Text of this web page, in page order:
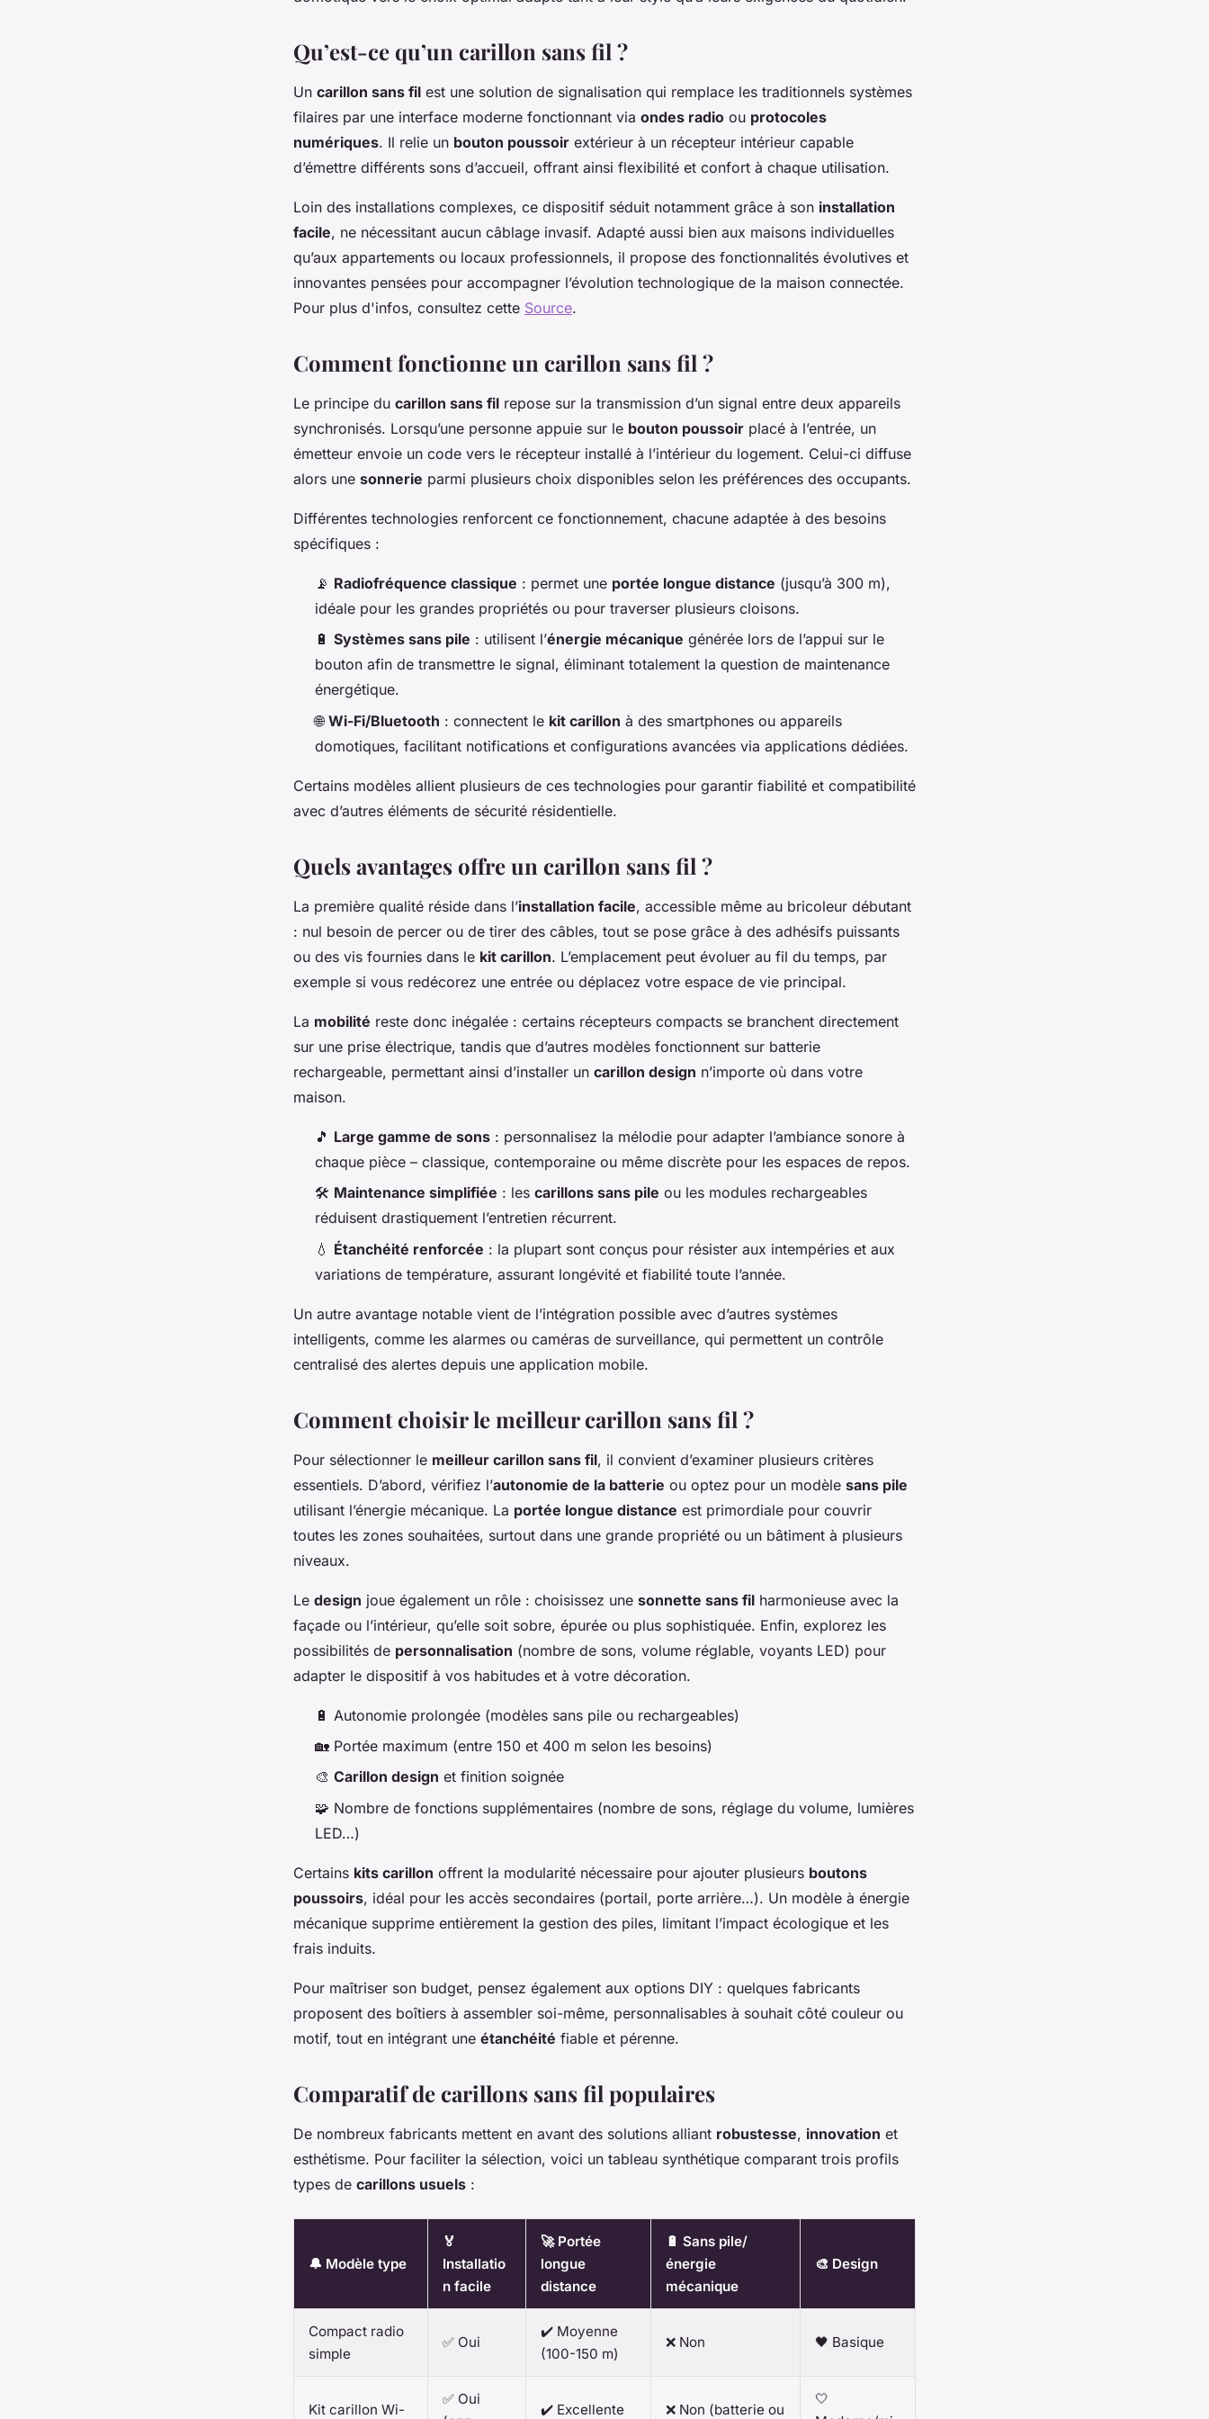
Qu’est-ce qu’un carillon sans fil ?
Un carillon sans fil est une solution de signalisation qui remplace les traditionnels systèmes
filaires par une interface moderne fonctionnant via ondes radio ou protocoles
numériques. Il relie un bouton poussoir extérieur à un récepteur intérieur capable
d’émettre différents sons d’accueil, offrant ainsi flexibilité et confort à chaque utilisation.
Loin des installations complexes, ce dispositif séduit notamment grâce à son installation
facile, ne nécessitant aucun câblage invasif. Adapté aussi bien aux maisons individuelles
qu’aux appartements ou locaux professionnels, il propose des fonctionnalités évolutives et
innovantes pensées pour accompagner l’évolution technologique de la maison connectée.
Pour plus d'infos, consultez cette Source.
Comment fonctionne un carillon sans fil ?
Le principe du carillon sans fil repose sur la transmission d’un signal entre deux appareils
synchronisés. Lorsqu’une personne appuie sur le bouton poussoir placé à l’entrée, un
émetteur envoie un code vers le récepteur installé à l’intérieur du logement. Celui-ci diffuse
alors une sonnerie parmi plusieurs choix disponibles selon les préférences des occupants.
Différentes technologies renforcent ce fonctionnement, chacune adaptée à des besoins
spécifiques :
📡 Radiofréquence classique : permet une portée longue distance (jusqu’à 300 m),
idéale pour les grandes propriétés ou pour traverser plusieurs cloisons.
🔋 Systèmes sans pile : utilisent l’énergie mécanique générée lors de l’appui sur le
bouton afin de transmettre le signal, éliminant totalement la question de maintenance
énergétique.
🌐Wi-Fi/Bluetooth : connectent le kit carillon à des smartphones ou appareils
domotiques, facilitant notifications et configurations avancées via applications dédiées.
Certains modèles allient plusieurs de ces technologies pour garantir fiabilité et compatibilité
avec d’autres éléments de sécurité résidentielle.
Quels avantages offre un carillon sans fil ?
La première qualité réside dans l’installation facile, accessible même au bricoleur débutant
: nul besoin de percer ou de tirer des câbles, tout se pose grâce à des adhésifs puissants
ou des vis fournies dans le kit carillon. L’emplacement peut évoluer au fil du temps, par
exemple si vous redécorez une entrée ou déplacez votre espace de vie principal.
La mobilité reste donc inégalée : certains récepteurs compacts se branchent directement
sur une prise électrique, tandis que d’autres modèles fonctionnent sur batterie
rechargeable, permettant ainsi d’installer un carillon design n’importe où dans votre
maison.
🎵 Large gamme de sons : personnalisez la mélodie pour adapter l’ambiance sonore à
chaque pièce – classique, contemporaine ou même discrète pour les espaces de repos.
🛠️ Maintenance simplifiée : les carillons sans pile ou les modules rechargeables
réduisent drastiquement l’entretien récurrent.
💧 Étanchéité renforcée : la plupart sont conçus pour résister aux intempéries et aux
variations de température, assurant longévité et fiabilité toute l’année.
Un autre avantage notable vient de l’intégration possible avec d’autres systèmes
intelligents, comme les alarmes ou caméras de surveillance, qui permettent un contrôle
centralisé des alertes depuis une application mobile.
Comment choisir le meilleur carillon sans fil ?
Pour sélectionner le meilleur carillon sans fil, il convient d’examiner plusieurs critères
essentiels. D’abord, vérifiez l’autonomie de la batterie ou optez pour un modèle sans pile
utilisant l’énergie mécanique. La portée longue distance est primordiale pour couvrir
toutes les zones souhaitées, surtout dans une grande propriété ou un bâtiment à plusieurs
niveaux.
Le design joue également un rôle : choisissez une sonnette sans fil harmonieuse avec la
façade ou l’intérieur, qu’elle soit sobre, épurée ou plus sophistiquée. Enfin, explorez les
possibilités de personnalisation (nombre de sons, volume réglable, voyants LED) pour
adapter le dispositif à vos habitudes et à votre décoration.
🔋 Autonomie prolongée (modèles sans pile ou rechargeables)
🏡 Portée maximum (entre 150 et 400 m selon les besoins)
🎨 Carillon design et finition soignée
🧩 Nombre de fonctions supplémentaires (nombre de sons, réglage du volume, lumières
LED…)
Certains kits carillon offrent la modularité nécessaire pour ajouter plusieurs boutons
poussoirs, idéal pour les accès secondaires (portail, porte arrière…). Un modèle à énergie
mécanique supprime entièrement la gestion des piles, limitant l’impact écologique et les
frais induits.
Pour maîtriser son budget, pensez également aux options DIY : quelques fabricants
proposent des boîtiers à assembler soi-même, personnalisables à souhait côté couleur ou
motif, tout en intégrant une étanchéité fiable et pérenne.
Comparatif de carillons sans fil populaires
De nombreux fabricants mettent en avant des solutions alliant robustesse, innovation et
esthétisme. Pour faciliter la sélection, voici un tableau synthétique comparant trois profils
types de carillons usuels :
🔔 Modèle type
🏅
Installatio
n facile
🚀 Portée
longue
distance
🔋 Sans pile/
énergie
mécanique
🎨 Design
Compact radio
simple
✅ Oui
✔️ Moyenne
(100-150 m)
❌ Non 🖤 Basique
Kit carillon Wi-
✅ Oui
✔️ Excellente ❌ Non (batterie ou
🤍